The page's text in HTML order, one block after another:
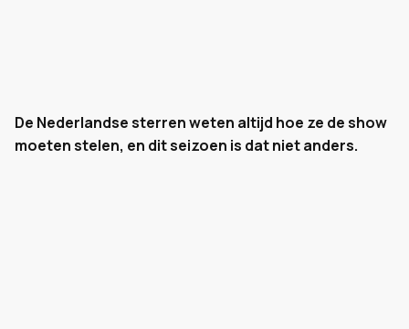
De Nederlandse sterren weten altijd hoe ze de show
moeten stelen, en dit seizoen is dat niet anders.